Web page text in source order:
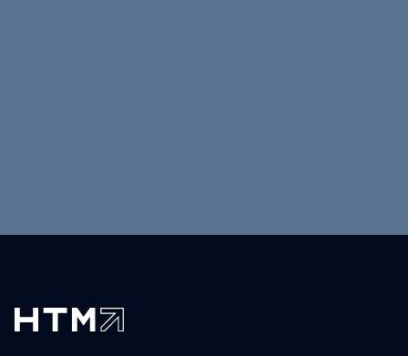
muenchen@htm.de
KONTAKT